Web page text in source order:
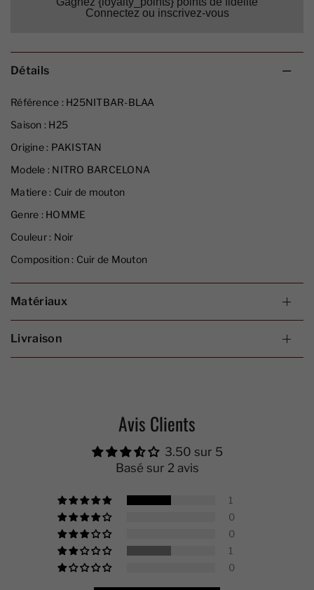
Connectez ou inscrivez-vous
Détails
Référence : H25NITBAR-BLAA
Saison : H25
Origine : PAKISTAN
Modele : NITRO BARCELONA
Matiere : Cuir de mouton
Genre : HOMME
Couleur : Noir
Composition : Cuir de Mouton
Matériaux
Livraison
Avis Clients
3.50 sur 5
Basé sur 2 avis
1
0
0
1
0